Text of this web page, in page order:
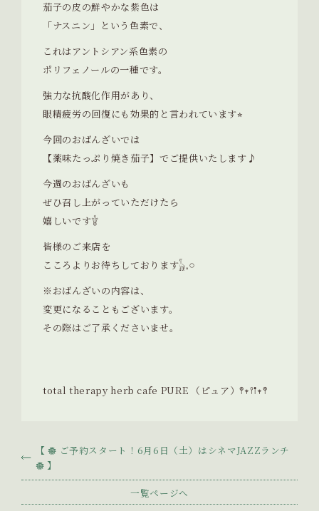
茄子の皮の鮮やかな紫色は
「ナスニン」という色素で、
これはアントシアン系色素の
ポリフェノールの一種です。
強力な抗酸化作用があり、
眼精疲労の回復にも効果的と言われています⭐︎
今回のおばんざいでは
【薬味たっぷり焼き茄子】でご提供いたします♪
今週のおばんざいも
ぜひ召し上がっていただけたら
嬉しいです𓇚
皆様のご来店を
こころよりお待ちしております𓃱𓈒𓏸
※おばんざいの内容は、
変更になることもございます。
その際はご了承くださいませ。
total therapy herb cafe PURE （ピュア）𖤣𖥧𖥣𖡡𖥧𖤣
【 𖣔 ご予約スタート！6月6日（土）はシネマJAZZランチ
𖣔 】
一覧ページへ